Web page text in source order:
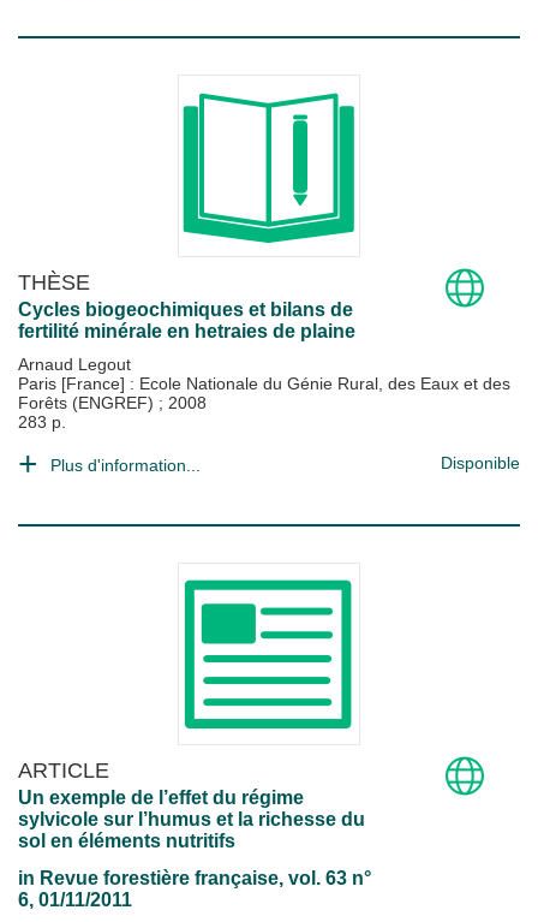
THÈSE
Cycles biogeochimiques et bilans de
fertilité minérale en hetraies de plaine
Arnaud Legout
Paris [France] : Ecole Nationale du Génie Rural, des Eaux et des
Forêts (ENGREF) ; 2008
283 p.
Plus d'information... Disponible
ARTICLE
Un exemple de l’effet du régime
sylvicole sur l’humus et la richesse du
sol en éléments nutritifs
in Revue forestière française, vol. 63 n°
6, 01/11/2011